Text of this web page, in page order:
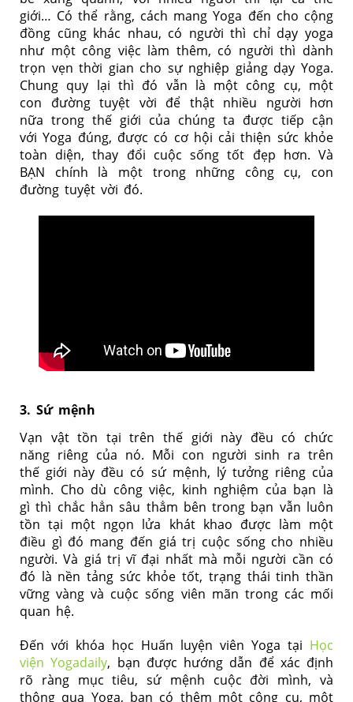
giới… Có thể rằng, cách mang Yoga đến cho cộng
đồng cũng khác nhau, có người thì chỉ dạy yoga
như một công việc làm thêm, có người thì dành
trọn vẹn thời gian cho sự nghiệp giảng dạy Yoga.
Chung quy lại thì đó vẫn là một công cụ, một
con đường tuyệt vời để thật nhiều người hơn
nữa trong thế giới của chúng ta được tiếp cận
với Yoga đúng, được có cơ hội cải thiện sức khỏe
toàn diện, thay đổi cuộc sống tốt đẹp hơn. Và
BẠN chính là một trong những công cụ, con
đường tuyệt vời đó.
3. Sứ mệnh
Vạn vật tồn tại trên thế giới này đều có chức
năng riêng của nó. Mỗi con người sinh ra trên
thế giới này đều có sứ mệnh, lý tưởng riêng của
mình. Cho dù công việc, kinh nghiệm của bạn là
gì thì chắc hẳn sâu thẳm bên trong bạn vẫn luôn
tồn tại một ngọn lửa khát khao được làm một
điều gì đó mang đến giá trị cuộc sống cho nhiều
người. Và giá trị vĩ đại nhất mà mỗi người cần có
đó là nền tảng sức khỏe tốt, trạng thái tinh thần
vững vàng và cuộc sống viên mãn trong các mối
quan hệ.
Đến với khóa học Huấn luyện viên Yoga tại Học
viện Yogadaily, bạn được hướng dẫn để xác định
rõ ràng mục tiêu, sứ mệnh cuộc đời mình, và
thông qua Yoga, bạn có thêm một công cụ, một